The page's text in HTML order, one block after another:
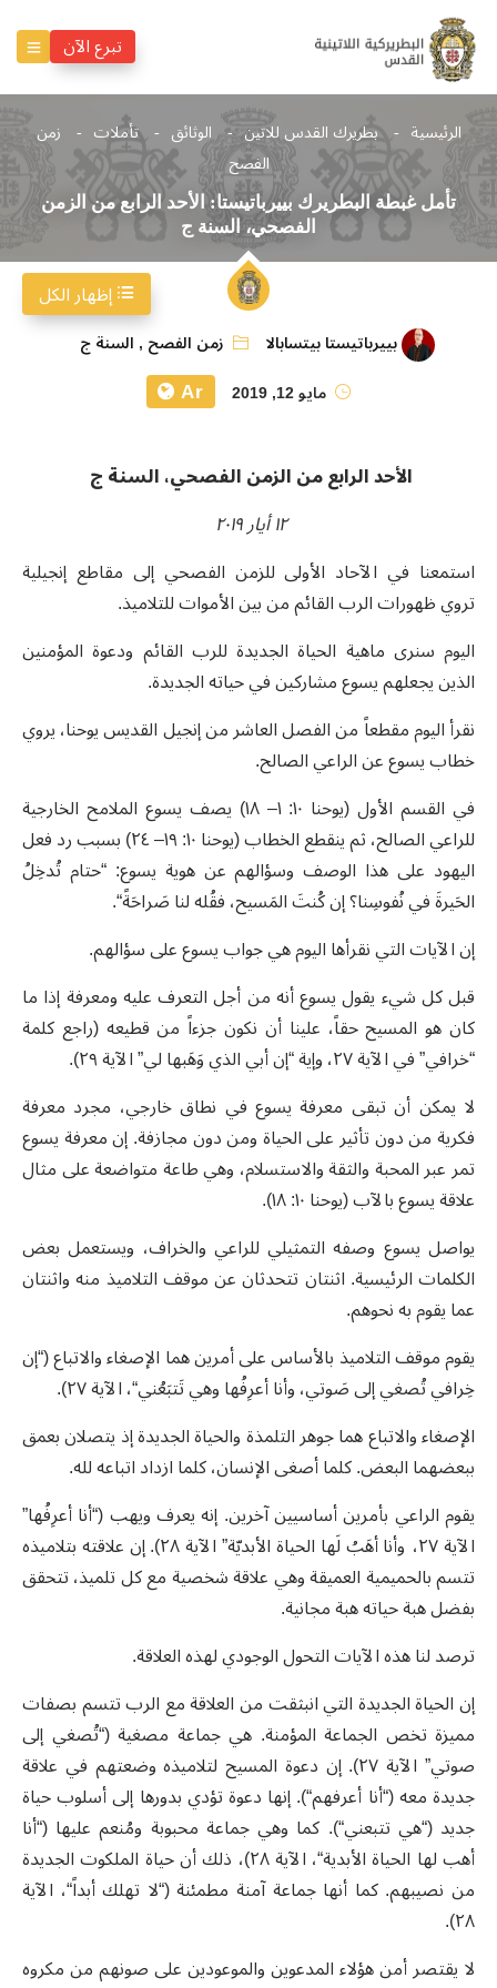
تبرع الآن
الرئيسية بطريرك القدس للاتين الوثائق تأملات
زمن
الفصح
تأمل غبطة البطريرك بييرباتيستا: الأحد الرابع من الزمن
الفصحي، السنة ج
بييرباتيستا بيتسابالا زمن الفصح , السنة ج
مايو 12, 2019
Ar
الأحد الرابع من الزمن الفصحي، السنة ج
١٢ أيار ٢٠١٩
استمعنا في الآحاد الأولى للزمن الفصحي إلى مقاطع إنجيلية
تروي ظهورات الرب القائم من بين الأموات للتلاميذ.
اليوم سنرى ماهية الحياة الجديدة للرب القائم ودعوة المؤمنين
الذين يجعلهم يسوع مشاركين في حياته الجديدة.
نقرأ اليوم مقطعاً من الفصل العاشر من إنجيل القديس يوحنا، يروي
خطاب يسوع عن الراعي الصالح.
في القسم الأول (يوحنا ١٠: ١– ١٨) يصف يسوع الملامح الخارجية
للراعي الصالح، ثم ينقطع الخطاب (يوحنا ١٠: ١٩– ٢٤) بسبب رد فعل
اليهود على هذا الوصف وسؤالهم عن هوية يسوع: “حتام تُدخِلُ
الحَيرةَ في نُفوسِنا؟ إن كُنتَ المَسيح، فقُله لنا صَراحَةً“.
إن الآيات التي نقرأها اليوم هي جواب يسوع على سؤالهم.
قبل كل شيء يقول يسوع أنه من أجل التعرف عليه ومعرفة إذا ما
كان هو المسيح حقاً، علينا أن نكون جزءاً من قطيعه (راجع كلمة
“خرافي” في الآية ٢٧، وإية “إن أبي الذي وَهَبها لي” الآية ٢٩).
لا يمكن أن تبقى معرفة يسوع في نطاق خارجي، مجرد معرفة
فكرية من دون تأثير على الحياة ومن دون مجازفة. إن معرفة يسوع
تمر عبر المحبة والثقة والاستسلام، وهي طاعة متواضعة على مثال
علاقة يسوع بالآب (يوحنا ١٠: ١٨).
يواصل يسوع وصفه التمثيلي للراعي والخراف، ويستعمل بعض
الكلمات الرئيسية. اثنتان تتحدثان عن موقف التلاميذ منه واثنتان
عما يقوم به نحوهم.
يقوم موقف التلاميذ بالأساس على أمرين هما الإصغاء والاتباع (“إن
خِرافي تُصغي إلى صَوتي، وأنا أعرِفُها وهي تَتبَعُني“، الآية ٢٧).
الإصغاء والاتباع هما جوهر التلمذة والحياة الجديدة إذ يتصلان بعمق
ببعضهما البعض. كلما أصغى الإنسان، كلما ازداد اتباعه لله.
يقوم الراعي بأمرين أساسيين آخرين. إنه يعرف ويهب (“أنا أعرِفُها”
الآية ٢٧، وأنا أهَبُ لَها الحياة الأبديّة” الآية ٢٨). إن علاقته بتلاميذه
تتسم بالحميمية العميقة وهي علاقة شخصية مع كل تلميذ، تتحقق
بفضل هبة حياته هبة مجانية.
ترصد لنا هذه الآيات التحول الوجودي لهذه العلاقة.
إن الحياة الجديدة التي انبثقت من العلاقة مع الرب تتسم بصفات
مميزة تخص الجماعة المؤمنة. هي جماعة مصغية (“تُصغي إلى
صوتي” الآية ٢٧). إن دعوة المسيح لتلاميذه وضعتهم في علاقة
جديدة معه (“أنا أعرفهم“). إنها دعوة تؤدي بدورها إلى أسلوب حياة
جديد (“هي تتبعني“). كما وهي جماعة محبوبة ومُنعم عليها (“أنا
أهب لها الحياة الأبدية“، الآية ٢٨)، ذلك أن حياة الملكوت الجديدة
من نصيبهم. كما أنها جماعة آمنة مطمئنة (“لا تهلك أبداً“، الآية
٢٨).
لا يقتصر أمن هؤلاء المدعوين والموعودين على صونهم من مكروه
إظهار الكل